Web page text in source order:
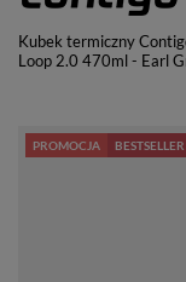
Kubek termiczny
Loop 2.0 470ml - Earl
PROMOCJA BESTSELLER